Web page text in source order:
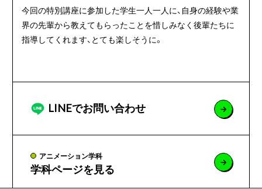
今回の特別講座に参加した学生一人一人に、自身の経験や業
界の先輩から教えてもらったことを惜しみなく後輩たちに
指導してくれます、とても楽しそうに。
LINEでお問い合わせ
アニメーション学科
学科ページを見る